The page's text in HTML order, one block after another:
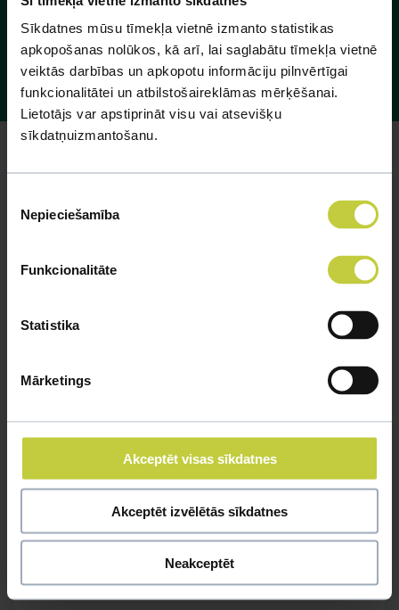
Sīkdatnes mūsu tīmekļa vietnē izmanto statistikas
apkopošanas nolūkos, kā arī, lai saglabātu tīmekļa vietnē
veiktās darbības un apkopotu informāciju pilnvērtīgai
funkcionalitātei un atbilstošaireklāmas mērķēšanai.
Lietotājs var apstiprināt visu vai atsevišķu
sīkdatņuizmantošanu.
izvēle
Nepieciešamība
Funkcionalitāte
Statistika
Mārketings
Akceptēt visas sīkdatnes
Akceptēt izvēlētās sīkdatnes
Neakceptēt
Физиотерапия для животных теперь и
в Dino Zoo клинике
Ветеринарная клиника Dino Zoo дополнила
ЖИВОТНЫХ. Физиотерапия помогает
домашним животным быстрее восстановится
после операций и полученных травм, а также
несет пользу спортивным собакам.